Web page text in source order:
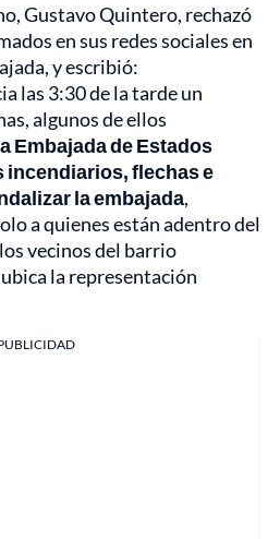
Gustavo Quintero, rechazó
en sus redes sociales en
y escribió:
las 3:30 de la tarde un
algunos de ellos
Embajada de Estados
incendiarios, flechas e
la embajada,
a quienes están adentro del
vecinos del barrio
la representación